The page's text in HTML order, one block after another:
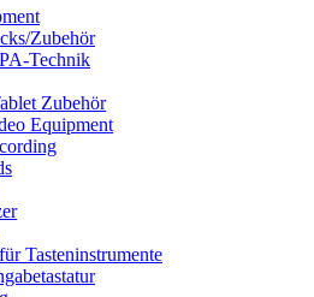
Zubehör
Technik
Zubehör
Equipment
Tasteninstrumente